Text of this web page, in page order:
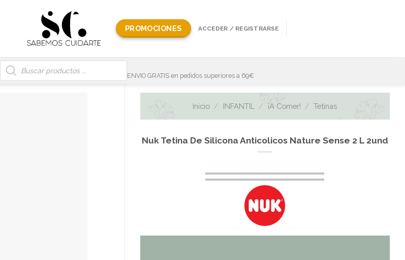
PROMOCIONES ACCEDER / REGISTRARSE
Búsqueda
de
productos
ENVIO GRATIS en pedidos superiores a 69€
Inicio / INFANTIL / ¡A Comer! / Tetinas
Nuk Tetina De Silicona Anticolicos Nature Sense 2 L 2und
El
precio
original
era:
10,25€.
El
precio
actual
es:
10,25€.